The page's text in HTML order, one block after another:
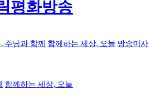
주님과 함께 함께하는 세상, 오늘 방송미사
함께하는 세상, 오늘